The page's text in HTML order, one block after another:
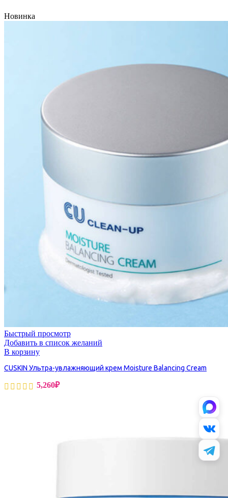
Новинка
Быстрый просмотр
Добавить в список желаний
В корзину
CUSKIN Ультра-увлажняющий крем Moisture Balancing Cream
5,260₽